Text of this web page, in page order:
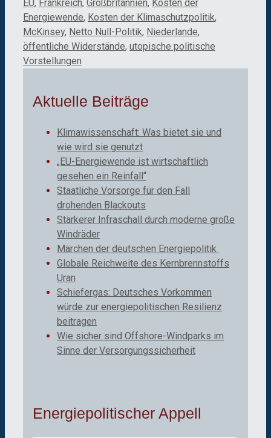
EU, Frankreich, Großbritannien, Kosten der
Energiewende, Kosten der Klimaschutzpolitik,
McKinsey, Netto Null-Politik, Niederlande,
öffentliche Widerstände, utopische politische
Vorstellungen
Aktuelle Beiträge
Klimawissenschaft: Was bietet sie und
wie wird sie genutzt
„EU-Energiewende ist wirtschaftlich
gesehen ein Reinfall“
Staatliche Vorsorge für den Fall
drohenden Blackouts
Stärkerer Infraschall durch moderne große
Windräder
Märchen der deutschen Energiepolitik
Globale Reichweite des Kernbrennstoffs
Uran
Schiefergas: Deutsches Vorkommen
würde zur energiepolitischen Resilienz
beitragen
Wie sicher sind Offshore-Windparks im
Sinne der Versorgungssicherheit
Energiepolitischer Appell